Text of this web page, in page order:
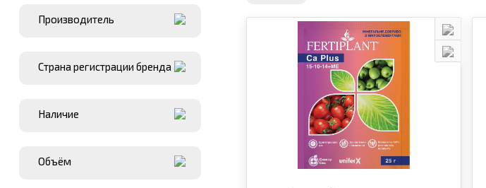
Производитель
Страна регистрации бренда
Наличие
Объём